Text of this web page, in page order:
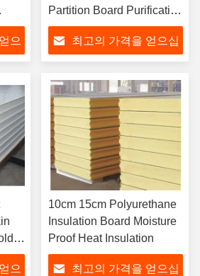
으
Partition Board Purification
Board Polystyrene Board
최고의 가격을 얻으십
으
10cm 15cm Polyurethane
Insulation Board Moisture
Proof Heat Insulation
최고의 가격을 얻으십